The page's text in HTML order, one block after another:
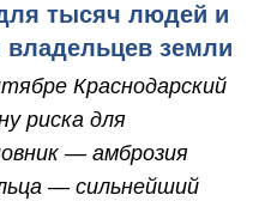
тысяч людей и
владельцев земли
Краснодарский
риска для
— амброзия
— сильнейший